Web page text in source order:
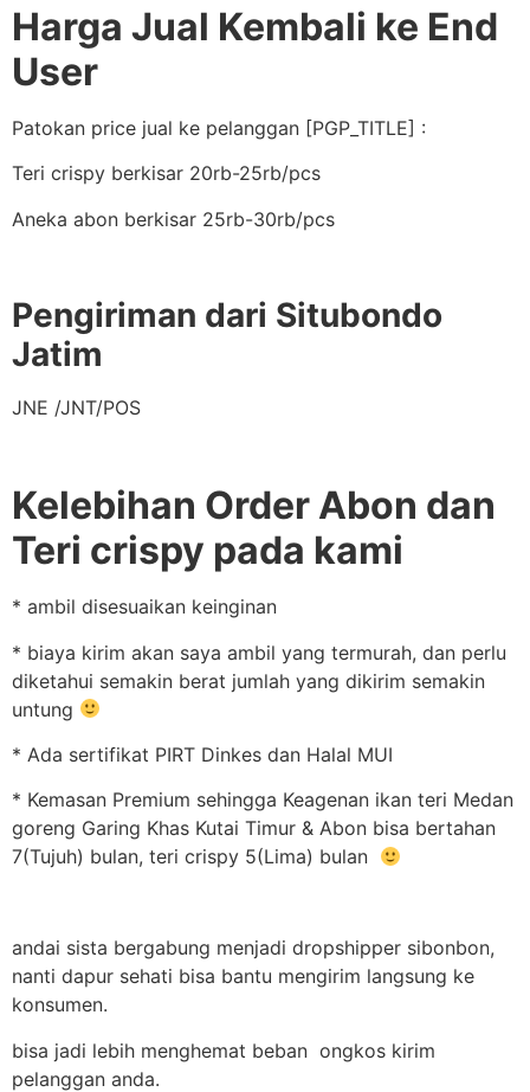
Harga Jual Kembali ke End
User
Patokan price jual ke pelanggan [PGP_TITLE] :
Teri crispy berkisar 20rb-25rb/pcs
Aneka abon berkisar 25rb-30rb/pcs
Pengiriman dari Situbondo
Jatim
JNE /JNT/POS
Kelebihan Order Abon dan
Teri crispy pada kami
* ambil disesuaikan keinginan
* biaya kirim akan saya ambil yang termurah, dan perlu
diketahui semakin berat jumlah yang dikirim semakin
untung
* Ada sertifikat PIRT Dinkes dan Halal MUI
* Kemasan Premium sehingga Keagenan ikan teri Medan
goreng Garing Khas Kutai Timur & Abon bisa bertahan
7(Tujuh) bulan, teri crispy 5(Lima) bulan
andai sista bergabung menjadi dropshipper sibonbon,
nanti dapur sehati bisa bantu mengirim langsung ke
konsumen.
bisa jadi lebih menghemat beban ongkos kirim
pelanggan anda.